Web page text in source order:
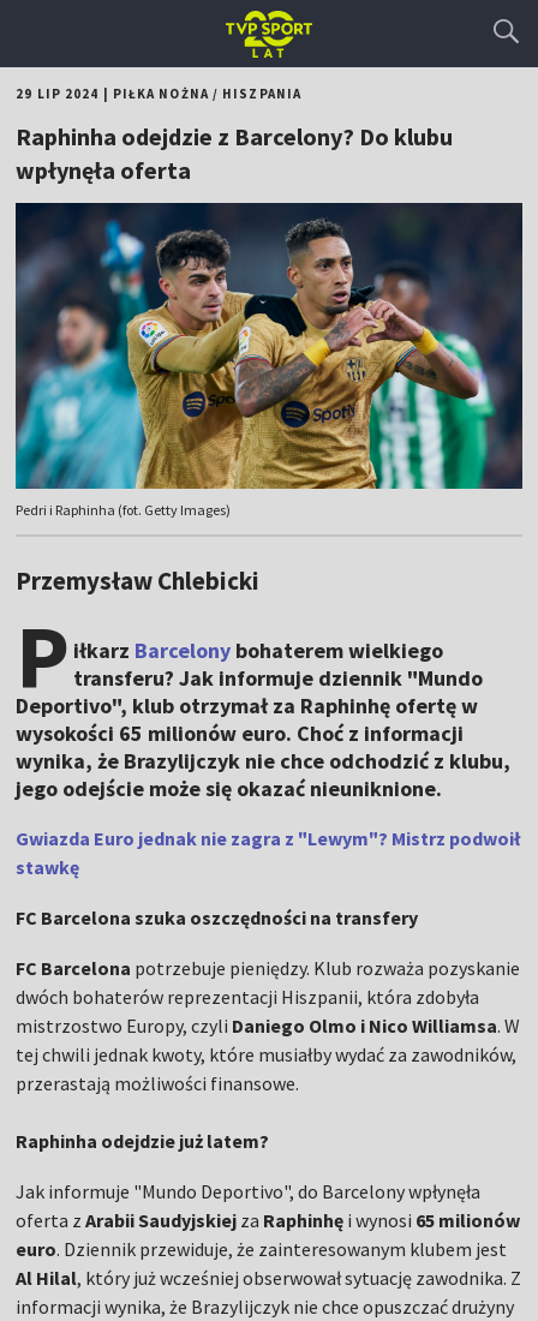
29 LIP 2024 PIŁKA NOŻNA/ HISZPANIA
Raphinha odejdzie z Barcelony? Do klubu
wpłynęła oferta
Pedri i Raphinha (fot. Getty Images)
Przemysław Chlebicki
P iłkarz Barcelony bohaterem wielkiego
transferu? Jak informuje dziennik "Mundo
Deportivo", klub otrzymał za Raphinhę ofertę w
wysokości 65 milionów euro. Choć z informacji
wynika, że Brazylijczyk nie chce odchodzić z klubu,
jego odejście może się okazać nieuniknione.
Gwiazda Euro jednak nie zagra z "Lewym"? Mistrz podwoił
stawkę
FC Barcelona szuka oszczędności na transfery
FC Barcelona potrzebuje pieniędzy. Klub rozważa pozyskanie
dwóch bohaterów reprezentacji Hiszpanii, która zdobyła
mistrzostwo Europy, czyli Daniego Olmo i Nico Williamsa. W
tej chwili jednak kwoty, które musiałby wydać za zawodników,
przerastają możliwości finansowe.
Raphinha odejdzie już latem?
Jak informuje "Mundo Deportivo", do Barcelony wpłynęła
oferta z Arabii Saudyjskiej za Raphinhę i wynosi 65 milionów
euro. Dziennik przewiduje, że zainteresowanym klubem jest
Al Hilal, który już wcześniej obserwował sytuację zawodnika. Z
informacji wynika, że Brazylijczyk nie chce opuszczać drużyny